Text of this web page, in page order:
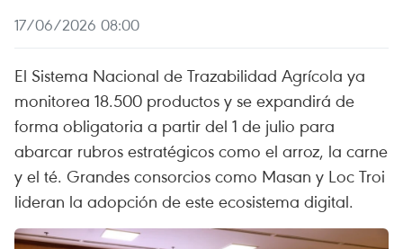
17/06/2026 08:00
El Sistema Nacional de Trazabilidad Agrícola ya
monitorea 18.500 productos y se expandirá de
forma obligatoria a partir del 1 de julio para
abarcar rubros estratégicos como el arroz, la carne
y el té. Grandes consorcios como Masan y Loc Troi
lideran la adopción de este ecosistema digital.